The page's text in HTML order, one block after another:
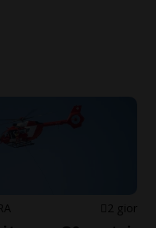
2 gior